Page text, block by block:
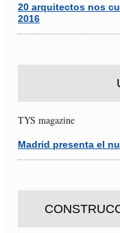
20 arquitectos nos
2016
TYS magazine
Madrid presenta el